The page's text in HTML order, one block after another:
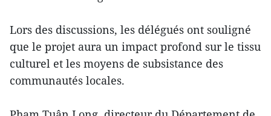
Lors des discussions, les délégués ont souligné
que le projet aura un impact profond sur le tissu
culturel et les moyens de subsistance des
communautés locales.